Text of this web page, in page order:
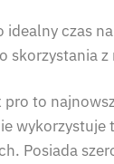
idealny czas
skorzystania
pro to
wykorzystuje
Posiada